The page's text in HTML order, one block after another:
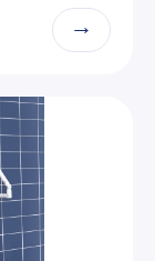
→